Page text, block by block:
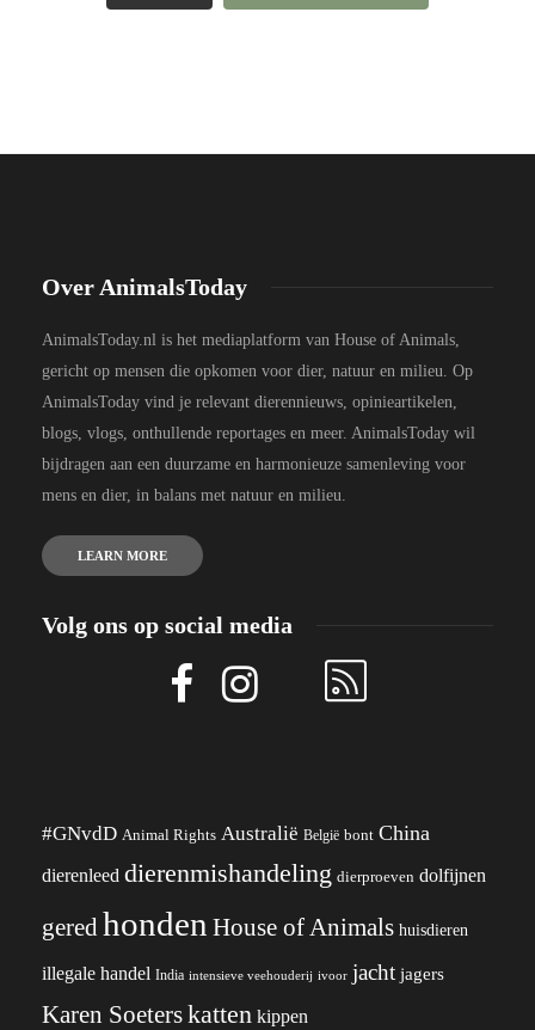
Over AnimalsToday
AnimalsToday.nl is het mediaplatform van House of Animals,
gericht op mensen die opkomen voor dier, natuur en milieu. Op
AnimalsToday vind je relevant dierennieuws, opinieartikelen,
blogs, vlogs, onthullende reportages en meer. AnimalsToday wil
bijdragen aan een duurzame en harmonieuze samenleving voor
mens en dier, in balans met natuur en milieu.
LEARN MORE
Volg ons op social media
#GNvdD Animal Rights Australië België bont China
dierenleed dierenmishandeling dierproeven dolfijnen
gered honden House of Animals huisdieren
illegale handel India intensieve veehouderij ivoor jacht jagers
Karen Soeterskatten kippen